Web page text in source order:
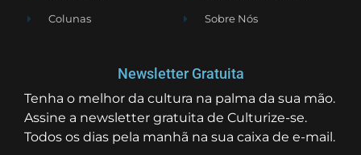
Colunas Sobre Nós
Newsletter Gratuita
Tenha o melhor da cultura na palma da sua mão.
Assine a newsletter gratuita de Culturize-se.
Todos os dias pela manhã na sua caixa de e-mail.